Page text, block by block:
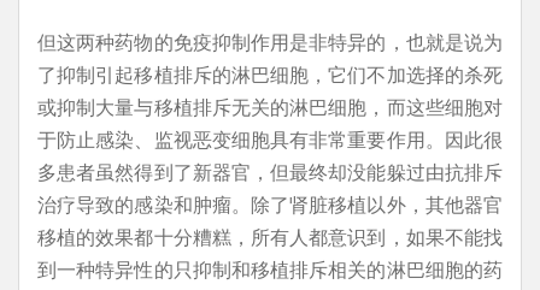
但这两种药物的免疫抑制作用是非特异的，也就是说为
了抑制引起移植排斥的淋巴细胞，它们不加选择的杀死
或抑制大量与移植排斥无关的淋巴细胞，而这些细胞对
于防止感染、监视恶变细胞具有非常重要作用。因此很
多患者虽然得到了新器官，但最终却没能躲过由抗排斥
治疗导致的感染和肿瘤。除了肾脏移植以外，其他器官
移植的效果都十分糟糕，所有人都意识到，如果不能找
到一种特异性的只抑制和移植排斥相关的淋巴细胞的药